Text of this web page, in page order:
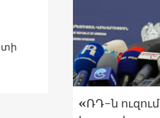
«ՌԴ-ն ուզում